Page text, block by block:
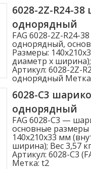
6028-2Z-R24-
однорядный
FAG 6028-2Z-
однорядный,
Размеры:
диаметр x ширина);
Артикул: 6028-2Z-
однорядный
6028-C3
однорядный
FAG 6028-C3 —
основные размеры
140x210x33 мм
ширина); Вес 3,57 кг
Артикул: 6028-C3
Метка: t2